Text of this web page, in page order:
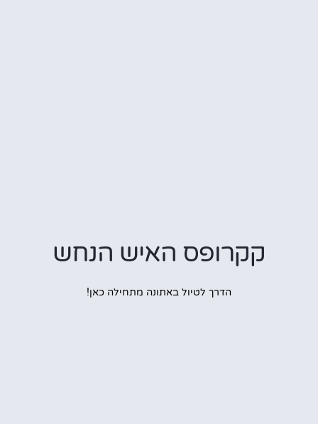
קקרופס האיש הנחש
הדרך לטיול באתונה מתחילה כאן!